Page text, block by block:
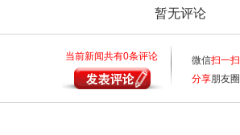
暂无评论
当前新闻共有0条评论 微信扫一扫
分享朋友圈